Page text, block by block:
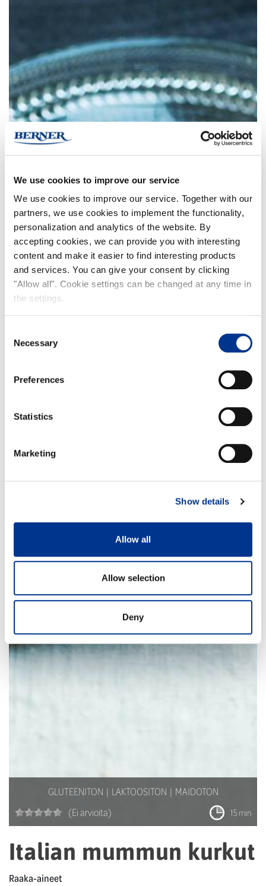
We use cookies to improve our service
We use cookies to improve our service. Together with our
partners, we use cookies to implement the functionality,
personalization and analytics of the website. By
accepting cookies, we can provide you with interesting
content and make it easier to find interesting products
and services. You can give your consent by clicking
"Allow all". Cookie settings can be changed at any time in
the settings.
Selection
Necessary
Preferences
Statistics
Marketing
Show details
Allow all
Allow selection
Deny
GLUTEENITON LAKTOOSITON
MAIDOTON
(Ei arvioita)
15 min
Italian mummun kurkut
Raaka-aineet